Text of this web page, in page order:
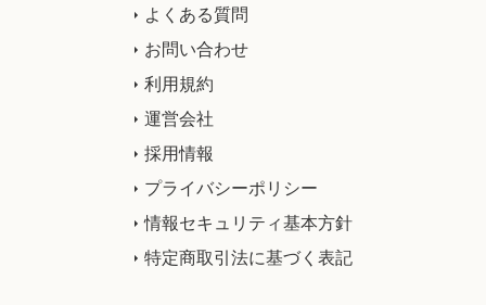
よくある質問
お問い合わせ
利用規約
運営会社
採用情報
プライバシーポリシー
情報セキュリティ基本方針
特定商取引法に基づく表記